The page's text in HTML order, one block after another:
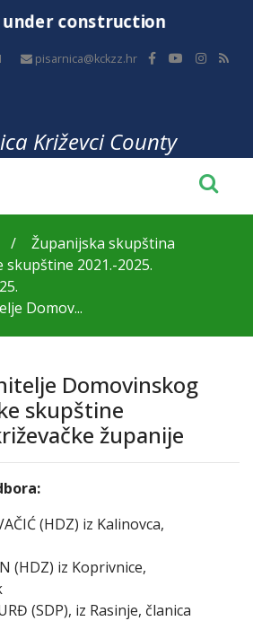
under construction
pisarnica@kckzz.hr
Križevci County
Županijska skupština
skupštine 2021.-2025.
Domov...
Domovinskog
skupštine
županije
(HDZ) iz Kalinovca,
(HDZ) iz Koprivnice,
(SDP), iz Rasinje, članica